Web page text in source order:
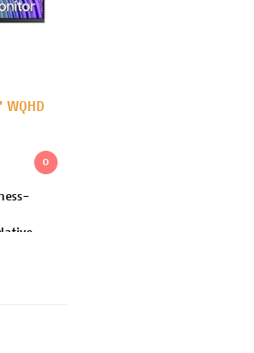
WQHD
0
bei 75